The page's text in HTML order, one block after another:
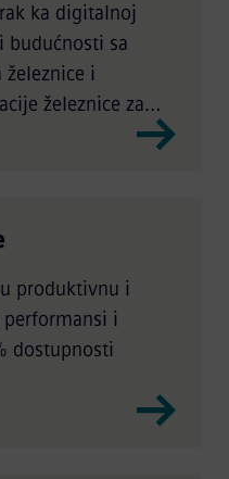
ka digitalnoj
budućnosti sa
i
železnice za
prevoza.
produktivnu i
i
dostupnosti